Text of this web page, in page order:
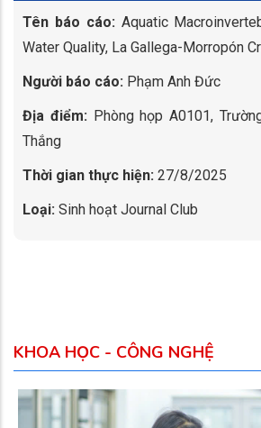
Tên báo cáo: Aquatic
Water Quality, La Gallega-Morropón
Người báo cáo: Phạm Anh Đức
Địa điểm: Phòng họp A0101,
Thắng
Thời gian thực hiện: 27/8/2025
Loại: Sinh hoạt Journal Club
KHOA HỌC - CÔNG NGHỆ